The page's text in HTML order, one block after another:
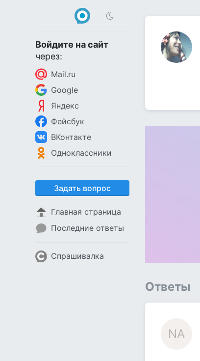
Войдите на сайт
через:
Mail.ru
Google
Яндекс
Фейсбук
ВКонтакте
Одноклассники
Задать вопрос
Главная страница
Последние ответы
Спрашивалка
Ответы
NA